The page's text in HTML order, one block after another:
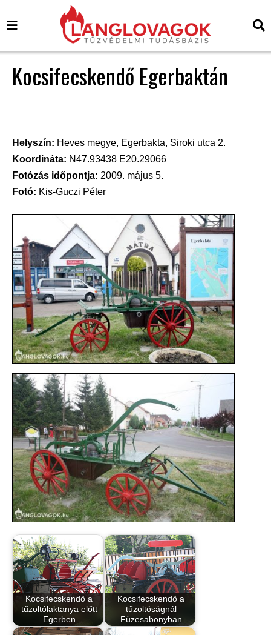
Kocsifecskendő Egerbaktán
Helyszín: Heves megye, Egerbakta, Siroki utca 2.
Koordináta: N47.93438 E20.29066
Fotózás időpontja: 2009. május 5.
Fotó: Kis-Guczi Péter
Kocsifecskendő a
tűzoltólaktanya előtt
Egerben
Kocsifecskendő a
tűzoltóságnál
Füzesabonyban